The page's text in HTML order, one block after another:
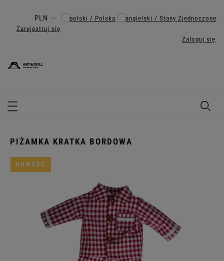
Zarejestruj się
Zaloguj się
PIŻAMKA KRATKA BORDOWA
NOWOŚĆ